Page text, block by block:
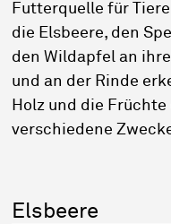
Futterquelle für
die Elsbeere, den
den Wildapfel an
und an der Rinde
Holz und die
verschiedene
Elsbeere